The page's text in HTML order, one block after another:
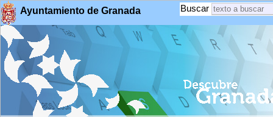
Ayuntamiento de Granada Buscar